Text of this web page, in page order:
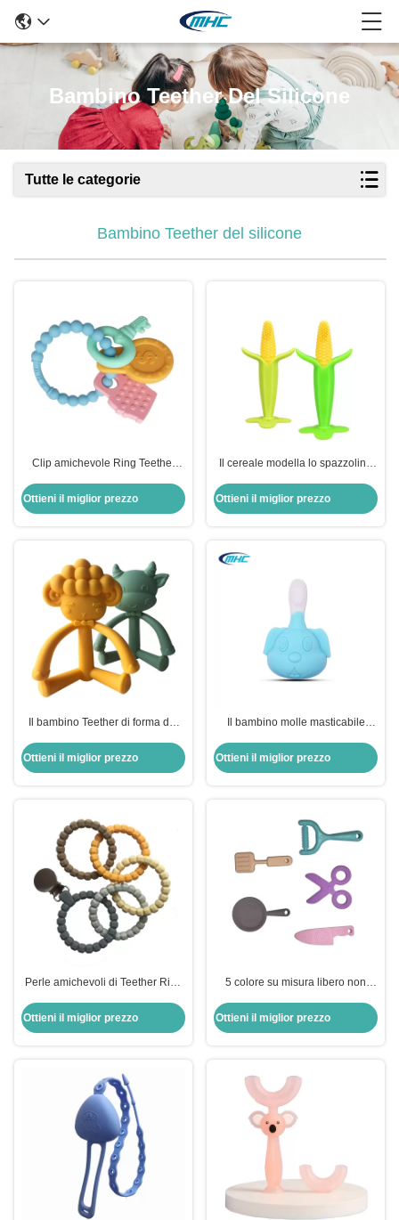
Bambino Teether Del Silicone
Tutte le categorie
Bambino Teether del silicone
Clip amichevole Ring Teether
dei prodotti del silicone del
bambino di Eco
Ottieni il miglior prezzo
Il cereale modella lo spazzolino
silicone del bambino mettere i
denti unisex di Teether
Ottieni il miglior prezzo
Il bambino Teether di forma del
Teether del commestibile BPA
DIY
Ottieni il miglior prezzo
Il bambino molle masticabile
forma sveglia BPA di porcellino
libera
Ottieni il miglior prezzo
Perle amichevoli di Teether Ring
bambino del silicone di Eco
Ottieni il miglior prezzo
5 colore su misura libero non
Teether del bambino del pezzo
Ottieni il miglior prezzo